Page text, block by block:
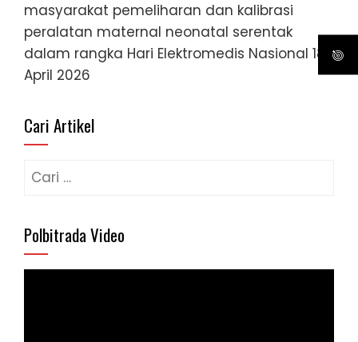
masyarakat pemeliharan dan kalibrasi
peralatan maternal neonatal serentak
dalam rangka Hari Elektromedis Nasional 18
April 2026
Cari Artikel
Cari
Polbitrada Video